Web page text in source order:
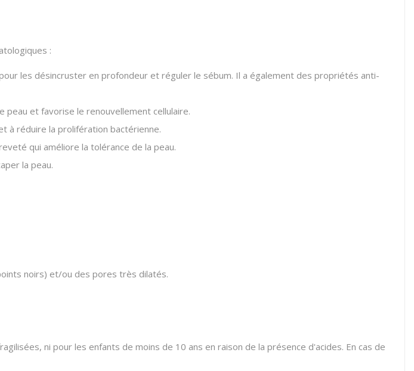
:
les désincruster en profondeur et réguler le sébum. Il a également des propriétés anti-
peau et favorise le renouvellement cellulaire.
à réduire la prolifération bactérienne.
qui améliore la tolérance de la peau.
la peau.
noirs) et/ou des pores très dilatés.
ni pour les enfants de moins de 10 ans en raison de la présence d'acides. En cas de